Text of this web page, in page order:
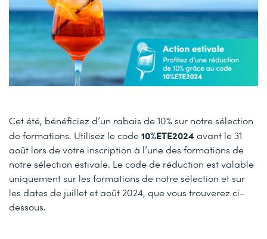
Cet été, bénéficiez d’un rabais de 10% sur notre sélection
de formations. Utilisez le code10%ETE2024 avant le 31
août lors de votre inscription à l’une des formations de
notre sélection estivale. Le code de réduction est valable
uniquement sur les formations de notre sélection et sur
les dates de juillet et août 2024, que vous trouverez ci-
dessous.